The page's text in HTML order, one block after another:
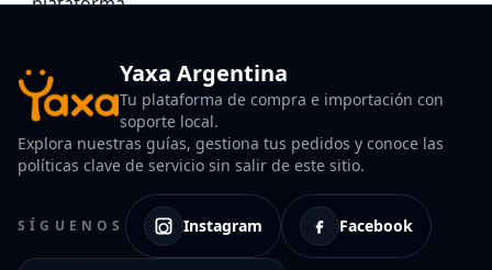
Yaxa Argentina
Tu plataforma de compra e importación con
soporte local.
Explora nuestras guías, gestiona tus pedidos y conoce las
políticas clave de servicio sin salir de este sitio.
SÍGUENOS Instagram Facebook